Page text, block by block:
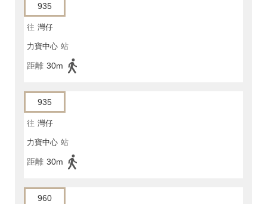
935
往 灣仔
力寶中心 站
距離 30m
935
往 灣仔
力寶中心 站
距離 30m
960